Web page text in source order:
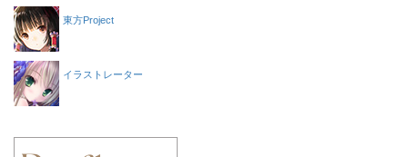
東方Project
イラストレーター